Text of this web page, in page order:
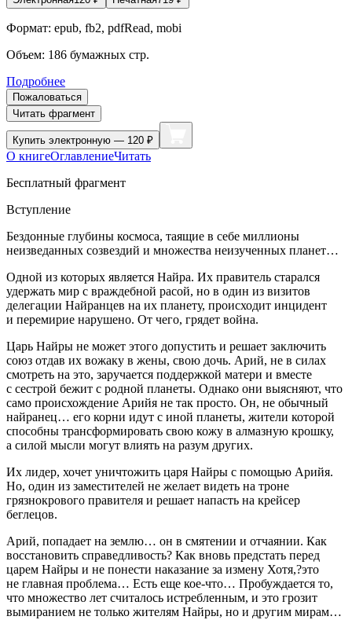
Формат: epub, fb2, pdfRead, mobi
Объем: 186 бумажных стр.
Подробнее
Пожаловаться
Читать фрагмент
Купить электронную — 120 ₽
О книгеОглавлениеЧитать
Бесплатный фрагмент
Вступление
Бездонные глубины космоса, таящие в себе миллионы
неизведанных созвездий и множества неизученных планет…
Одной из которых является Найра. Их правитель старался
удержать мир с враждебной расой, но в один из визитов
делегации Найранцев на их планету, происходит инцидент
и перемирие нарушено. От чего, грядет война.
Царь Найры не может этого допустить и решает заключить
союз отдав их вожаку в жены, свою дочь. Арий, не в силах
смотреть на это, заручается поддержкой матери и вместе
с сестрой бежит с родной планеты. Однако они выясняют, что
само происхождение Арийя не так просто. Он, не обычный
найранец… его корни идут с иной планеты, жители которой
способны трансформировать свою кожу в алмазную крошку,
а силой мысли могут влиять на разум других.
Их лидер, хочет уничтожить царя Найры с помощью Арийя.
Но, один из заместителей не желает видеть на троне
грязнокрового правителя и решает напасть на крейсер
беглецов.
Арий, попадает на землю… он в смятении и отчаянии. Как
восстановить справедливость? Как вновь предстать перед
царем Найры и не понести наказание за измену Хотя,?это
не главная проблема… Есть еще кое-что… Пробуждается то,
что множество лет считалось истребленным, и это грозит
вымиранием не только жителям Найры, но и другим мирам…